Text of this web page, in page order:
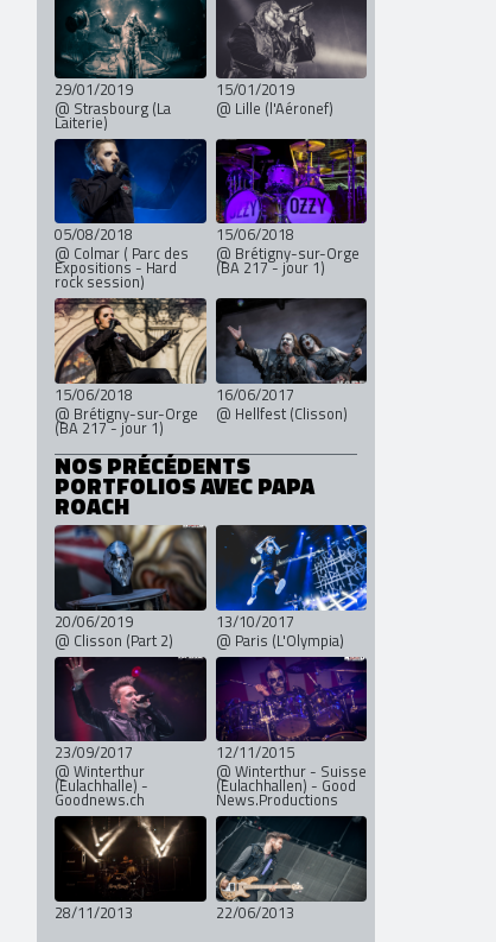
29/01/2019
@ Strasbourg (La
Laiterie)
15/01/2019
@ Lille (l'Aéronef)
05/08/2018
@ Colmar ( Parc des
Expositions - Hard
rock session)
15/06/2018
@ Brétigny-sur-Orge
(BA 217 - jour 1)
15/06/2018
@ Brétigny-sur-Orge
(BA 217 - jour 1)
16/06/2017
@ Hellfest (Clisson)
NOS PRÉCÉDENTS
PORTFOLIOS AVEC PAPA
ROACH
20/06/2019
@ Clisson (Part 2)
13/10/2017
@ Paris (L'Olympia)
23/09/2017
@ Winterthur
(Eulachhalle) -
Goodnews.ch
12/11/2015
@ Winterthur - Suisse
(Eulachhallen) - Good
News.Productions
28/11/2013 22/06/2013